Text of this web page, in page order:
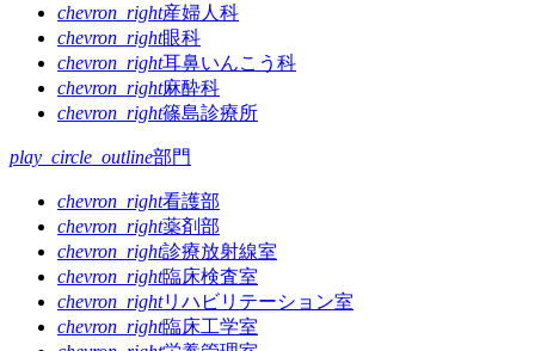
chevron_right産婦人科
chevron_right眼科
chevron_right耳鼻いんこう科
chevron_right麻酔科
chevron_right篠島診療所
play_circle_outline部門
chevron_right看護部
chevron_right薬剤部
chevron_right診療放射線室
chevron_right臨床検査室
chevron_rightリハビリテーション室
chevron_right臨床工学室